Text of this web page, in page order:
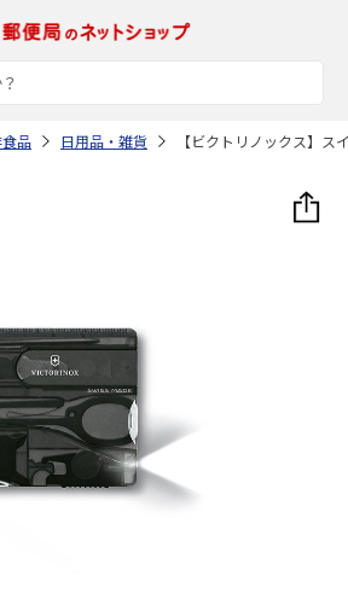
品 日用品・雑貨 【ビクトリノックス】